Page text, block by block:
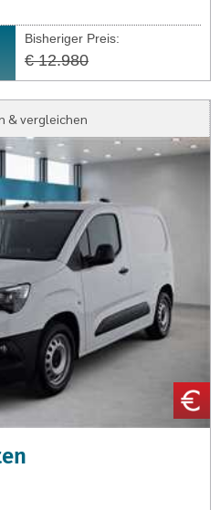
Bisheriger Preis:
€ 12.980
& vergleichen